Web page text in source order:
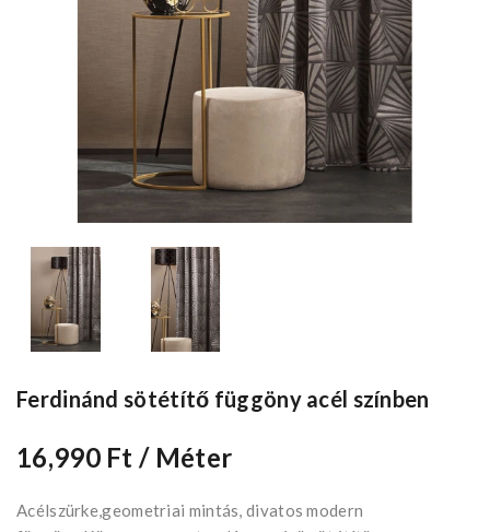
Ferdinánd sötétítő függöny acél színben
16,990 Ft/ Méter
Acélszürke,geometriai mintás, divatos modern